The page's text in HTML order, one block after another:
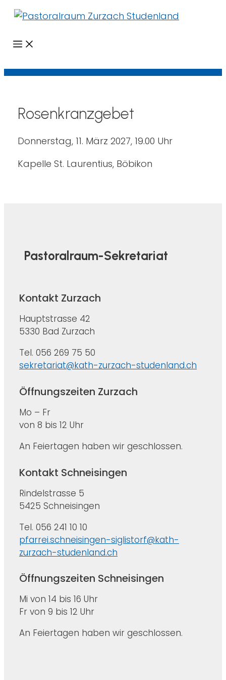
Rosenkranzgebet
Donnerstag, 11. März 2027, 19.00 Uhr
Kapelle St. Laurentius, Böbikon
Pastoralraum-Sekretariat
Kontakt Zurzach
Hauptstrasse 42
5330 Bad Zurzach
Tel. 056 269 75 50
sekretariat@kath-zurzach-studenland.ch
Öffnungszeiten Zurzach
Mo – Fr
von 8 bis 12 Uhr
An Feiertagen haben wir geschlossen.
Kontakt Schneisingen
Rindelstrasse 5
5425 Schneisingen
Tel. 056 241 10 10
pfarrei.schneisingen-siglistorf@kath-
zurzach-studenland.ch
Öffnungszeiten Schneisingen
Mi von 14 bis 16 Uhr
Fr von 9 bis 12 Uhr
An Feiertagen haben wir geschlossen.